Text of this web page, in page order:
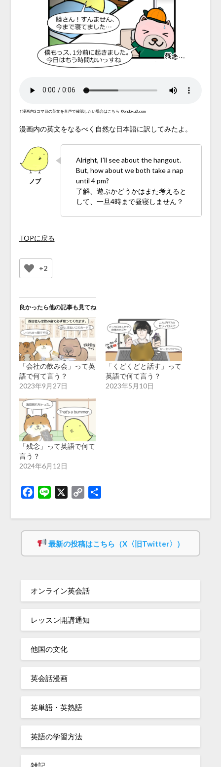
↑漫画内3コマ目の英文を音声で確認したい場合はこちら ©ondoku3.com
漫画内の英文をなるべく自然な日本語に訳してみたよ。
Alright, I’ll see about the hangout.
But, how about we both take a nap
until 4 pm?
了解、遊ぶかどうかはまた考えると
して、一旦4時まで昼寝しません？
TOPに戻る
+2
良かったら他の記事も見てね
「会社の飲み会」って英
語で何て言う？
2023年9月27日
「くどくどと話す」って
英語で何て言う？
2023年5月10日
「残念」って英語で何て
言う？
2024年6月12日
Facebook
Line
Copy
最新の投稿はこちら（X〈旧Twitter〉）
オンライン英会話
レッスン開講通知
他国の文化
英会話漫画
英単語・英熟語
英語の学習方法